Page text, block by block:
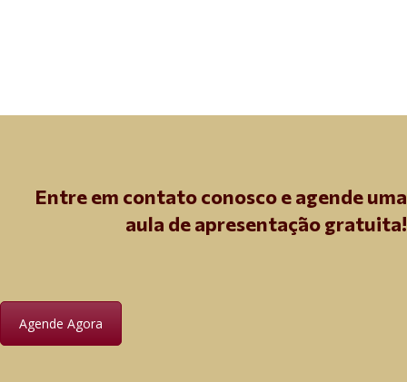
Entre em contato conosco e agende uma
aula de apresentação gratuita!
Agende Agora